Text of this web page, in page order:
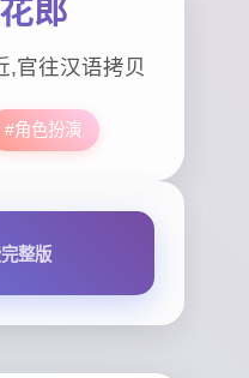
郎
,官往汉语拷贝
#角色扮演
整版